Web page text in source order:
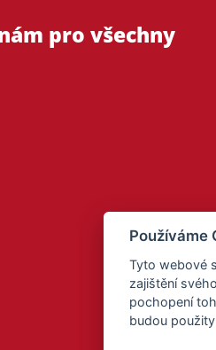
pro všechny
Používáme
Tyto webové
zajištění
pochopení
budou